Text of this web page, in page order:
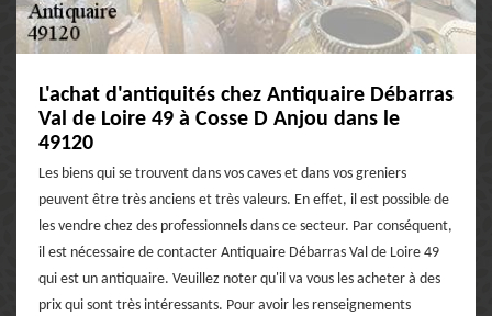
L'achat d'antiquités chez Antiquaire Débarras
Val de Loire 49 à Cosse D Anjou dans le
49120
Les biens qui se trouvent dans vos caves et dans vos greniers
peuvent être très anciens et très valeurs. En effet, il est possible de
les vendre chez des professionnels dans ce secteur. Par conséquent,
il est nécessaire de contacter Antiquaire Débarras Val de Loire 49
qui est un antiquaire. Veuillez noter qu'il va vous les acheter à des
prix qui sont très intéressants. Pour avoir les renseignements